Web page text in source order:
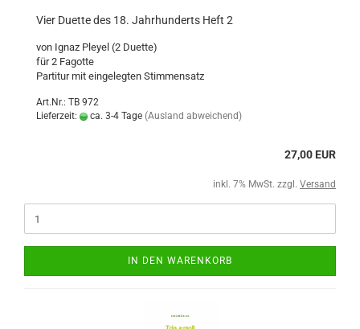
Vier Duette des 18. Jahrhunderts Heft 2
von Ignaz Pleyel (2 Duette)
für 2 Fagotte
Partitur mit eingelegten Stimmensatz
Art.Nr.: TB 972
Lieferzeit:
ca. 3-4 Tage (Ausland abweichend)
27,00 EUR
inkl. 7% MwSt. zzgl. Versand
IN DEN WARENKORB